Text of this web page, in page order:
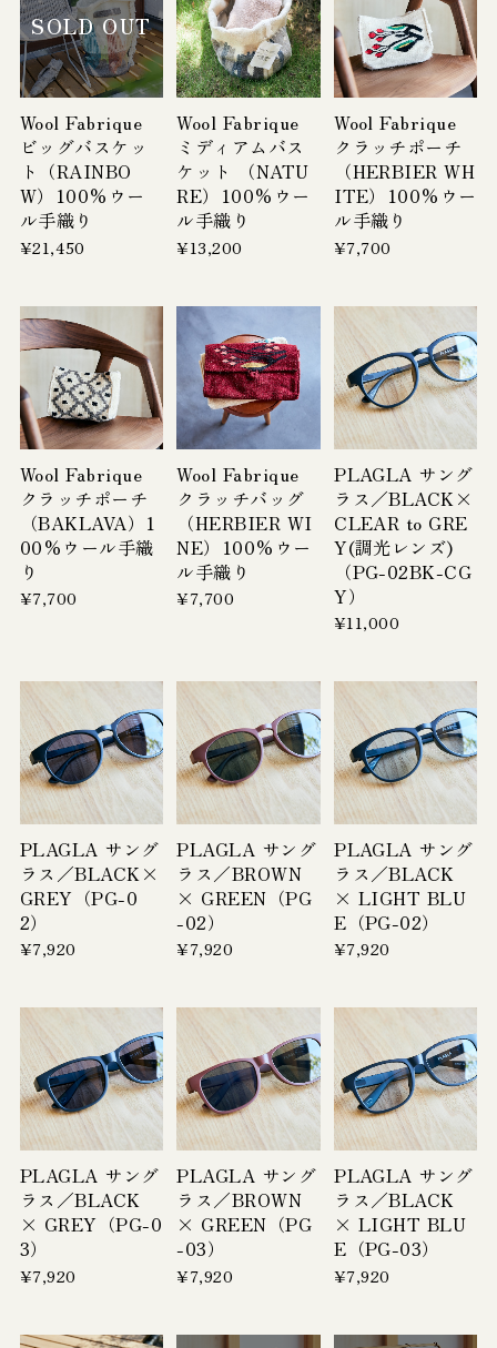
SOLD OUT
Wool Fabrique
ビッグバスケッ
ト（RAINBO
W）100%ウー
ル手織り
¥21,450
Wool Fabrique
ミディアムバス
ケット （NATU
RE）100%ウー
ル手織り
¥13,200
Wool Fabrique
クラッチポーチ
（HERBIER WH
ITE）100%ウー
ル手織り
¥7,700
Wool Fabrique
クラッチポーチ
（BAKLAVA）1
00%ウール手織
り
¥7,700
Wool Fabrique
クラッチバッグ
（HERBIER WI
NE）100%ウー
ル手織り
¥7,700
PLAGLA サング
ラス／BLACK×
CLEAR to GRE
Y(調光レンズ)
（PG-02BK-CG
Y）
¥11,000
PLAGLA サング
ラス／BLACK×
GREY（PG-0
2）
¥7,920
PLAGLA サング
ラス／BROWN
× GREEN（PG
-02）
¥7,920
PLAGLA サング
ラス／BLACK
× LIGHT BLU
E（PG-02）
¥7,920
PLAGLA サング
ラス／BLACK
× GREY（PG-0
3）
¥7,920
PLAGLA サング
ラス／BROWN
× GREEN（PG
-03）
¥7,920
PLAGLA サング
ラス／BLACK
× LIGHT BLU
E（PG-03）
¥7,920